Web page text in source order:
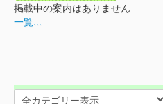
掲載中の案内はありません
一覧...